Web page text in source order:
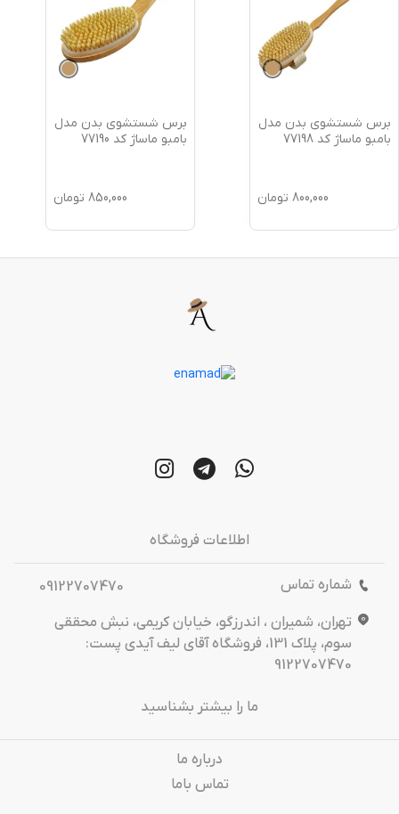
برس شستشوی بدن مدل
بامبو ماساژ کد 77198
800,000 تومان
برس شستشوی بدن مدل
بامبو ماساژ کد 77190
850,000 تومان
اطلاعات فروشگاه
شماره تماس
09122707470
تهران، شمیران ، اندرزگو، خیابان کریمی، نبش محققی
سوم، پلاک 131، فروشگاه آقای لیف آیدی پست:
9122707470
ما را بیشتر بشناسید
درباره‌ ما
تماس باما